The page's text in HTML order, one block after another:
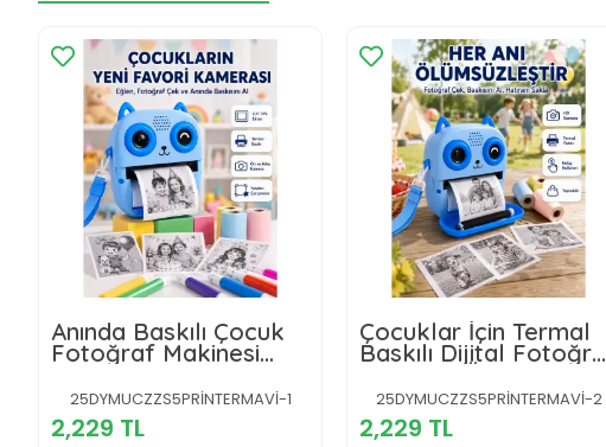
Anında Baskılı Çocuk
Fotoğraf Makinesi
Termal Yazıcılı Selfie
Kamerası
25DYMUCZZS5PRİNTERMAVİ-1
2,229 TL
Çocuklar İçin Termal
Baskılı Dijital Fotoğraf
Makinesi Ön ve Arka
Kameralı
25DYMUCZZS5PRİNTERMAVİ-2
2,229 TL